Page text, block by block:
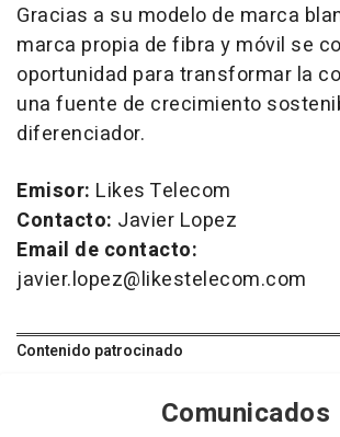
Gracias a su modelo de marca
marca propia de fibra y móvil se
oportunidad para transformar la
una fuente de crecimiento
diferenciador.
Emisor: Likes Telecom
Contacto: Javier Lopez
Email de contacto:
javier.lopez@likestelecom.com
Contenido patrocinado
Comunicados